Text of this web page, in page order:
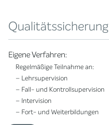
Qualitätssicherung
Eigene Verfahren:
Regelmäßige Teilnahme an:
– Lehrsupervision
– Fall- und Kontrollsupervision
– Intervision
– Fort- und Weiterbildungen